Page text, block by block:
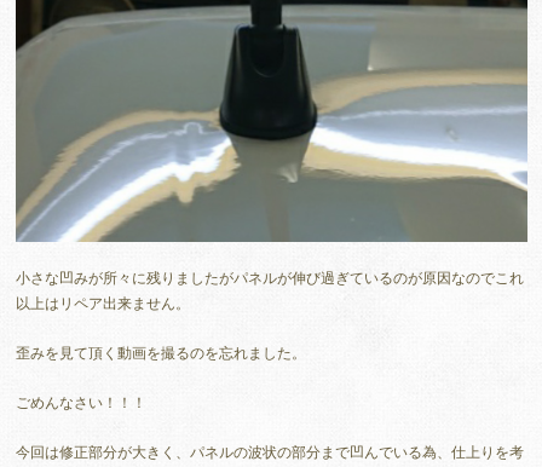
小さな凹みが所々に残りましたがパネルが伸び過ぎているのが原因なのでこれ
以上はリペア出来ません。
歪みを見て頂く動画を撮るのを忘れました。
ごめんなさい！！！
今回は修正部分が大きく、パネルの波状の部分まで凹んでいる為、仕上りを考